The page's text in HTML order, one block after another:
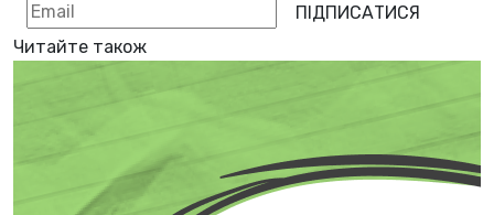
ПІДПИСАТИСЯ
Читайте також